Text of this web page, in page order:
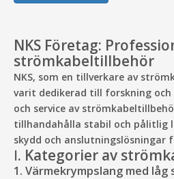
NKS Företag:
strömkabeltillbehör
NKS, som en tillverkare av
varit dedikerad till forskning
och service av
tillhandahålla stabil och pålitlig
skydd och anslutningslösningar
Ⅰ. Kategorier av
1. Värmekrympslang med låg